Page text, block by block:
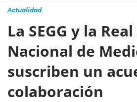
Actualidad
La SEGG y la
Nacional de
suscriben un
colaboración